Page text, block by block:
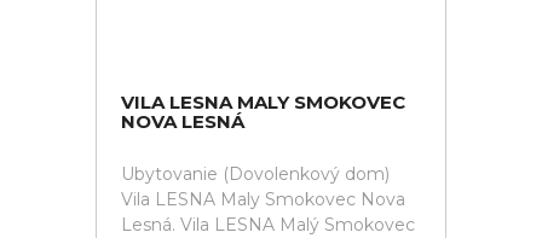
VILA LESNA MALY SMOKOVEC
NOVA LESNÁ
Ubytovanie (Dovolenkový dom)
Vila LESNA Maly Smokovec Nova
Lesná. Vila LESNA Malý Smokovec